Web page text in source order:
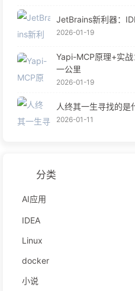
JetBrains新利器：
2026-01-19
Yapi-MCP原理+实
一公里
2026-01-19
人终其一生寻找的是
2026-01-11
分类
AI应用
IDEA
Linux
docker
小说